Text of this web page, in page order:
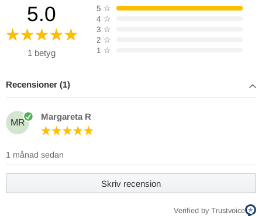
5.0
1 betyg
5 ☆
4 ☆
3 ☆
2 ☆
1 ☆
Recensioner (1)
MR
Margareta R
1 månad sedan
Skriv recension
Verified by Trustvoice